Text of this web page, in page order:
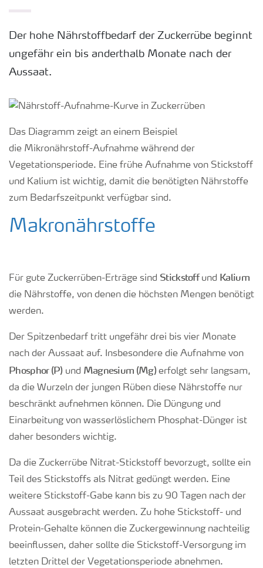
Zukunft anpacken
Zeit zu wechseln
Medien
Der hohe Nährstoffbedarf der Zuckerrübe beginnt
ungefähr ein bis anderthalb Monate nach der
Aussaat.
Das Diagramm zeigt an einem Beispiel
die Mikronährstoff-Aufnahme während der
Vegetationsperiode. Eine frühe Aufnahme von Stickstoff
und Kalium ist wichtig, damit die benötigten Nährstoffe
zum Bedarfszeitpunkt verfügbar sind.
Makronährstoffe
Für gute Zuckerrüben-Erträge sind Stickstoffund Kalium
die Nährstoffe, von denen die höchsten Mengen benötigt
werden.
Der Spitzenbedarf tritt ungefähr drei bis vier Monate
nach der Aussaat auf. Insbesondere die Aufnahme von
Phosphor (P)und Magnesium (Mg)erfolgt sehr langsam,
da die Wurzeln der jungen Rüben diese Nährstoffe nur
beschränkt aufnehmen können. Die Düngung und
Einarbeitung von wasserlöslichem Phosphat-Dünger ist
daher besonders wichtig.
Da die Zuckerrübe Nitrat-Stickstoff bevorzugt, sollte ein
Teil des Stickstoffs als Nitrat gedüngt werden. Eine
weitere Stickstoff-Gabe kann bis zu 90 Tagen nach der
Aussaat ausgebracht werden. Zu hohe Stickstoff- und
Protein-Gehalte können die Zuckergewinnung nachteilig
beeinflussen, daher sollte die Stickstoff-Versorgung im
letzten Drittel der Vegetationsperiode abnehmen.